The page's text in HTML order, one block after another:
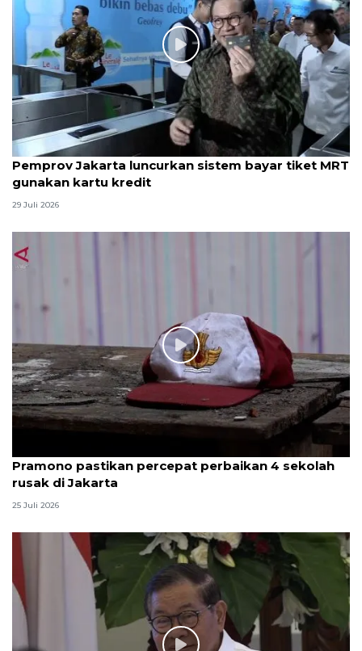
Pemprov Jakarta luncurkan sistem bayar tiket MRT
gunakan kartu kredit
29 Juli 2026
Pramono pastikan percepat perbaikan 4 sekolah
rusak di Jakarta
25 Juli 2026